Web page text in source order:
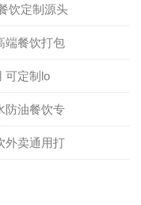
饮定制源头
端餐饮打包
可定制lo
防油餐饮专
外卖通用打